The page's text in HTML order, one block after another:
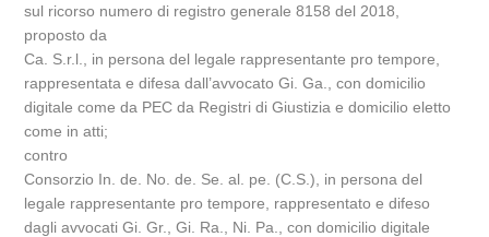
sul ricorso numero di registro generale 8158 del 2018,
proposto da
Ca. S.r.l., in persona del legale rappresentante pro tempore,
rappresentata e difesa dall’avvocato Gi. Ga., con domicilio
digitale come da PEC da Registri di Giustizia e domicilio eletto
come in atti;
contro
Consorzio In. de. No. de. Se. al. pe. (C.S.), in persona del
legale rappresentante pro tempore, rappresentato e difeso
dagli avvocati Gi. Gr., Gi. Ra., Ni. Pa., con domicilio digitale